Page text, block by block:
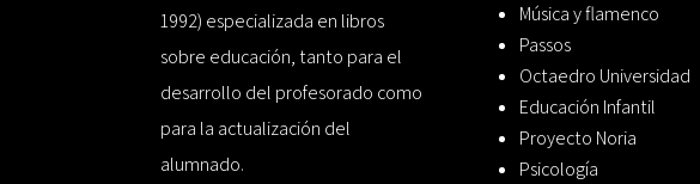
1992) especializada en libros
sobre educación, tanto para el
desarrollo del profesorado como
para la actualización del
alumnado.
Música y flamenco
Passos
Octaedro Universidad
Educación Infantil
Proyecto Noria
Psicología